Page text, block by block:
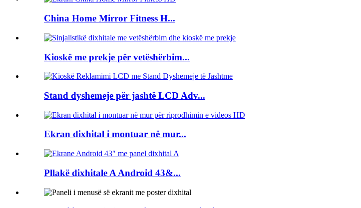
China Home Mirror Fitness H...
Kioskë me prekje për vetëshërbim...
Stand dyshemeje për jashtë LCD Adv...
Ekran dixhital i montuar në mur...
Pllakë dixhitale A Android 43&...